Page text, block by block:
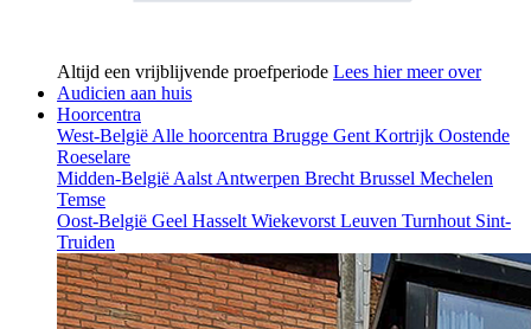
Altijd een vrijblijvende proefperiode Lees hier meer over
Audicien aan huis
Hoorcentra
West-België Alle hoorcentra Brugge Gent Kortrijk Oostende
Roeselare
Midden-België Aalst Antwerpen Brecht Brussel Mechelen
Temse
Oost-België Geel Hasselt Wiekevorst Leuven Turnhout Sint-
Truiden